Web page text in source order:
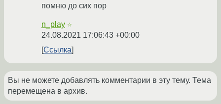
помню до сих пор
n_play ☆
24.08.2021 17:06:43 +00:00
Ссылка
Вы не можете добавлять комментарии в эту тему. Тема
перемещена в архив.